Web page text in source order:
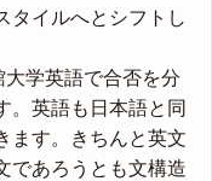
タイルへとシフトし
学英語で合否を分
。英語も日本語と同
ます。きちんと英文
であろうとも文構造